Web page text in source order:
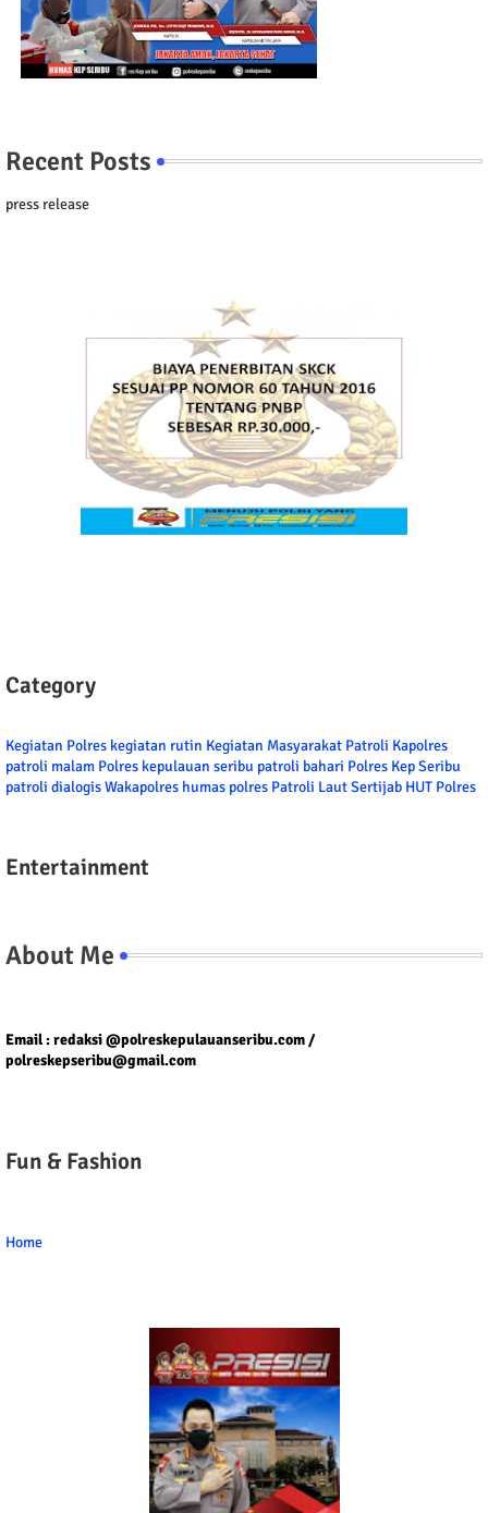
Recent Posts
press release
Category
Kegiatan Polres kegiatan rutin Kegiatan Masyarakat Patroli Kapolres
patroli malam Polres kepulauan seribu patroli bahari Polres Kep Seribu
patroli dialogisWakapolres humas polres Patroli LautSertijab HUT Polres
Entertainment
About Me
Email : redaksi @polreskepulauanseribu.com /
polreskepseribu@gmail.com
Fun & Fashion
Home